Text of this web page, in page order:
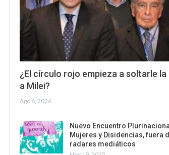
¿El círculo rojo empieza a soltarle la
a Milei?
Ago 6, 2026
Nuevo Encuentro
Mujeres y Disidencias, fuera
radares mediáticos